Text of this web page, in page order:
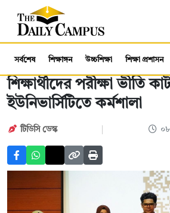
সর্বশেষ শিক্ষাঙ্গন উচ্চশিক্ষা শিক্ষা প্রশাসন
শিক্ষার্থীদের পরীক্ষা ভীতি
ইউনিভার্সিটিতে কর্মশালা
টিডিসি ডেস্ক